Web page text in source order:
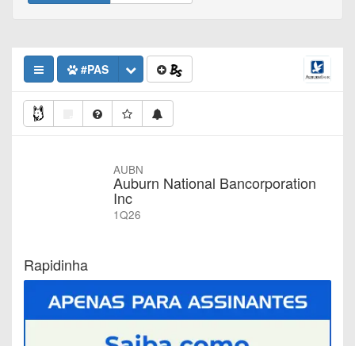
#PAS
AUBN
Auburn National Bancorporation
Inc
1Q26
Rapidinha